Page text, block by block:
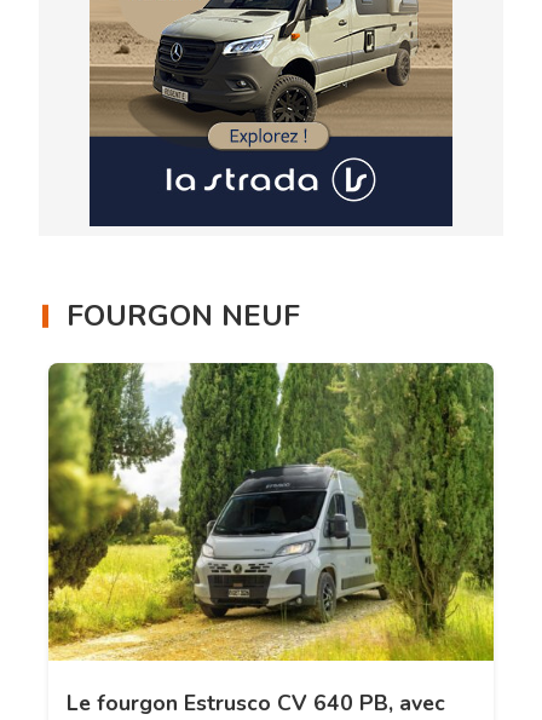
FOURGON NEUF
Le fourgon Estrusco CV 640 PB, avec